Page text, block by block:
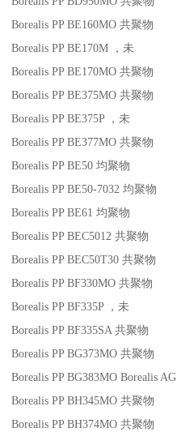
Borealis PP BE160MO 共聚物
Borealis PP BE170M
，未
Borealis PP BE170MO 共聚物
Borealis PP BE375MO 共聚物
Borealis PP BE375P
，未
Borealis PP BE377MO 共聚物
Borealis PP BE50 均聚物
Borealis PP BE50-7032 均聚物
Borealis PP BE61 均聚物
Borealis PP BEC5012 共聚物
Borealis PP BEC50T30 共聚物
Borealis PP BF330MO 共聚物
Borealis PP BF335P
，未
Borealis PP BF335SA 共聚物
Borealis PP BG373MO 共聚物
Borealis PP BG383MO Borealis AG
Borealis PP BH345MO 共聚物
Borealis PP BH374MO 共聚物